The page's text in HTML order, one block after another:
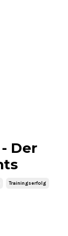
Der
Trainingserfolg